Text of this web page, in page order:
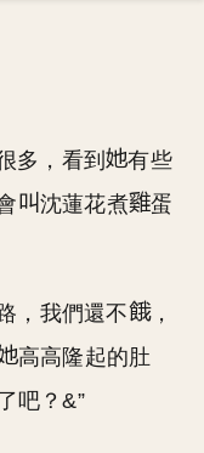
多，看到
有些
沈蓮花煮
蛋
，我們還不
，
高高隆起的肚
吧？&”